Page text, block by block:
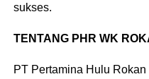
sukses.
TENTANG PHR WK
PT Pertamina Hulu